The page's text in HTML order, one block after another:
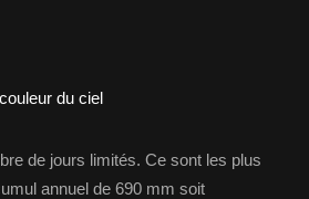
de jours limités. Ce sont les plus
annuel de 690 mm soit